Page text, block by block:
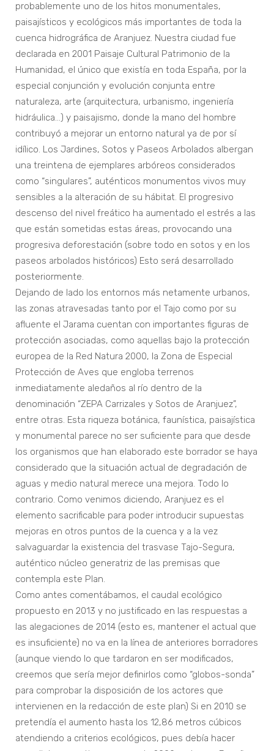
probablemente uno de los hitos monumentales,
paisajísticos y ecológicos más importantes de toda la
cuenca hidrográfica de Aranjuez. Nuestra ciudad fue
declarada en 2001 Paisaje Cultural Patrimonio de la
Humanidad, el único que existía en toda España, por la
especial conjunción y evolución conjunta entre
naturaleza, arte (arquitectura, urbanismo, ingeniería
hidráulica…) y paisajismo, donde la mano del hombre
contribuyó a mejorar un entorno natural ya de por sí
idílico. Los Jardines, Sotos y Paseos Arbolados albergan
una treintena de ejemplares arbóreos considerados
como “singulares”, auténticos monumentos vivos muy
sensibles a la alteración de su hábitat. El progresivo
descenso del nivel freático ha aumentado el estrés a las
que están sometidas estas áreas, provocando una
progresiva deforestación (sobre todo en sotos y en los
paseos arbolados históricos) Esto será desarrollado
posteriormente.
Dejando de lado los entornos más netamente urbanos,
las zonas atravesadas tanto por el Tajo como por su
afluente el Jarama cuentan con importantes figuras de
protección asociadas, como aquellas bajo la protección
europea de la Red Natura 2000, la Zona de Especial
Protección de Aves que engloba terrenos
inmediatamente aledaños al río dentro de la
denominación “ZEPA Carrizales y Sotos de Aranjuez”,
entre otras. Esta riqueza botánica, faunística, paisajística
y monumental parece no ser suficiente para que desde
los organismos que han elaborado este borrador se haya
considerado que la situación actual de degradación de
aguas y medio natural merece una mejora. Todo lo
contrario. Como venimos diciendo, Aranjuez es el
elemento sacrificable para poder introducir supuestas
mejoras en otros puntos de la cuenca y a la vez
salvaguardar la existencia del trasvase Tajo-Segura,
auténtico núcleo generatriz de las premisas que
contempla este Plan.
Como antes comentábamos, el caudal ecológico
propuesto en 2013 y no justificado en las respuestas a
las alegaciones de 2014 (esto es, mantener el actual que
es insuficiente) no va en la línea de anteriores borradores
(aunque viendo lo que tardaron en ser modificados,
creemos que sería mejor definirlos como “globos-sonda”
para comprobar la disposición de los actores que
intervienen en la redacción de este plan) Si en 2010 se
pretendía el aumento hasta los 12,86 metros cúbicos
atendiendo a criterios ecológicos, pues debía hacer